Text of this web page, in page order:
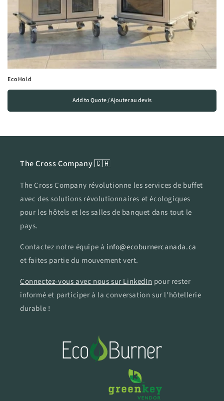
EcoHold
Add to Quote / Ajouter au devis
The Cross Company 🇨🇦
The Cross Company révolutionne les services de buffet
avec des solutions révolutionnaires et écologiques
pour les hôtels et les salles de banquet dans tout le
pays.
Contactez notre équipe à info@ecoburnercanada.ca
et faites partie du mouvement vert.
Connectez-vous avec nous sur LinkedIn pour rester
informé et participer à la conversation sur l'hôtellerie
durable !